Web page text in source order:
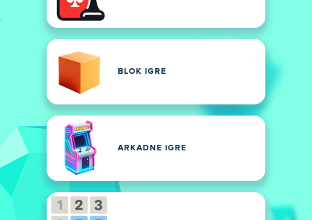
BLOK IGRE
ARKADNE IGRE